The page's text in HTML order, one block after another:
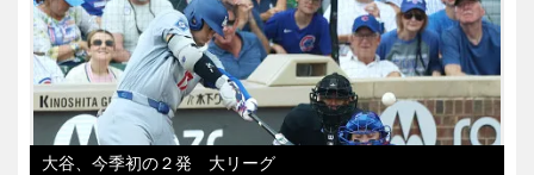
大谷、今季初の２発 大リーグ